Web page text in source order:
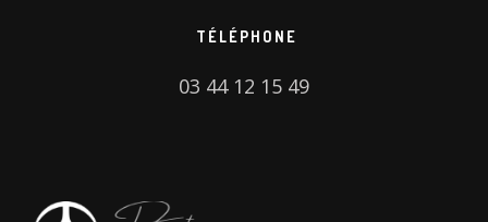
TÉLÉPHONE
03 44 12 15 49